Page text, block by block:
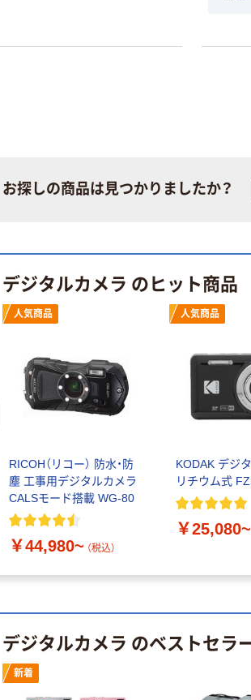
お探しの商品は見つかりましたか？
デジタルカメラ のヒット商品
人気商品
RICOH（リコー） 防水・防
塵 工事用デジタルカメラ
CALSモード搭載 WG-80
￥44,980~ （税込）
人気商品
KODAK デジ
リチウム式
￥25,080~
デジタルカメラ のベストセラ
新着
コピー用紙 マ
パー ダブル60
芯あり FSC認
アスクル 耳にや
さしい やわらか
いマスク
気プライス
トイレットペー
100% 6ロール
リサイクル100
芯あり FSC認
証
￥470~ （税込）
定価格
アスクル プラ
スチックグロー
ブ 薄手 粉な
蛍光オ
ラルミ
ォータ
レス 10
オリジナル
スズラ
G バル
￥
ーター
トル
￥
本気プライス
￥